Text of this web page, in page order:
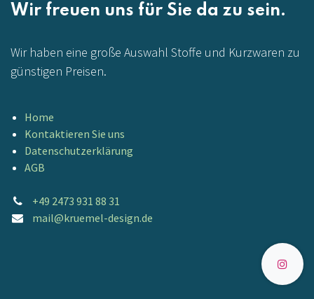
Wir freuen uns für Sie da zu sein.
Wir haben eine große Auswahl Stoffe und Kurzwaren zu
günstigen Preisen.
Home
Kontaktieren Sie uns
Datenschutzerklärung
AGB
+49 2473 931 88 31
mail@kruemel-design.de